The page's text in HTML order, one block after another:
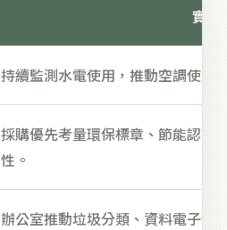
實際
持續監測水電使用，推動空調使用
採購優先考量環保標章、節能認證
性。
辦公室推動垃圾分類、資料電子化